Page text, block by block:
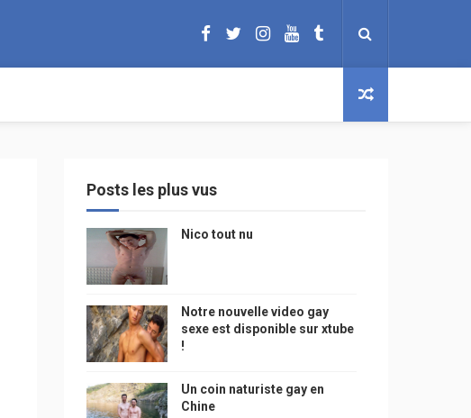
Posts les plus vus
Nico tout nu
Notre nouvelle video gay
sexe est disponible sur xtube
!
Un coin naturiste gay en
Chine